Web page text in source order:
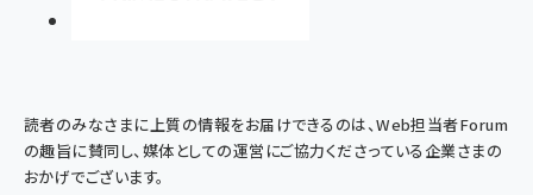
読者のみなさまに上質の情報をお届けできるのは、Web担当者Forum
の趣旨に賛同し、媒体としての運営にご協力くださっている企業さまの
おかげでございます。